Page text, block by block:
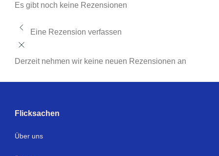
Es gibt noch keine Rezensionen
Eine Rezension verfassen
Derzeit nehmen wir keine neuen Rezensionen an
Flicksachen
Über uns